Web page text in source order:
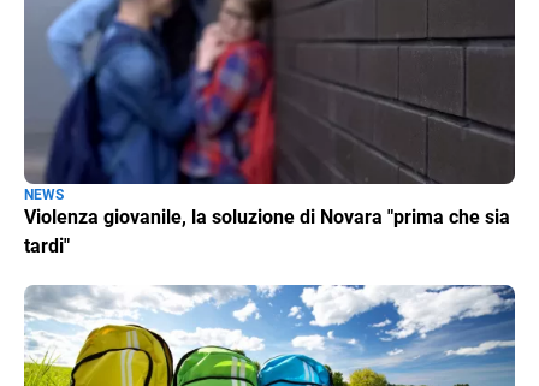
NEWS
Violenza giovanile, la soluzione di Novara "prima che sia
tardi"